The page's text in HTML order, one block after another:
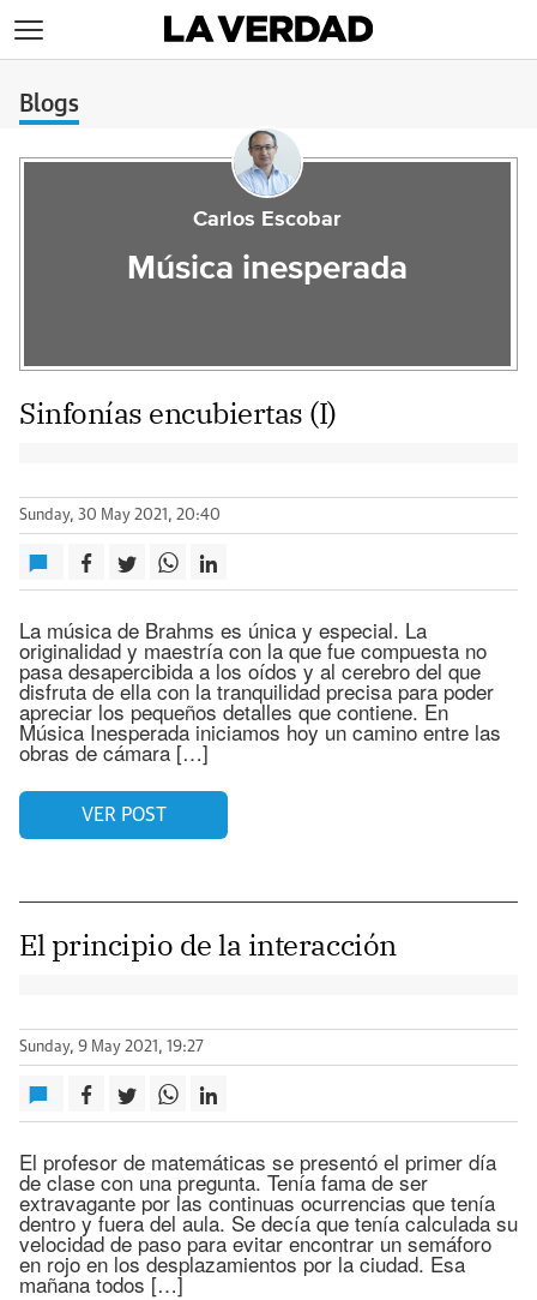
Blogs
Carlos Escobar
Música inesperada
Sinfonías encubiertas (I)
Sunday, 30 May 2021, 20:40
La música de Brahms es única y especial. La
originalidad y maestría con la que fue compuesta no
pasa desapercibida a los oídos y al cerebro del que
disfruta de ella con la tranquilidad precisa para poder
apreciar los pequeños detalles que contiene. En
Música Inesperada iniciamos hoy un camino entre las
obras de cámara […]
VER POST
El principio de la interacción
Sunday, 9 May 2021, 19:27
El profesor de matemáticas se presentó el primer día
de clase con una pregunta. Tenía fama de ser
extravagante por las continuas ocurrencias que tenía
dentro y fuera del aula. Se decía que tenía calculada su
velocidad de paso para evitar encontrar un semáforo
en rojo en los desplazamientos por la ciudad. Esa
mañana todos […]